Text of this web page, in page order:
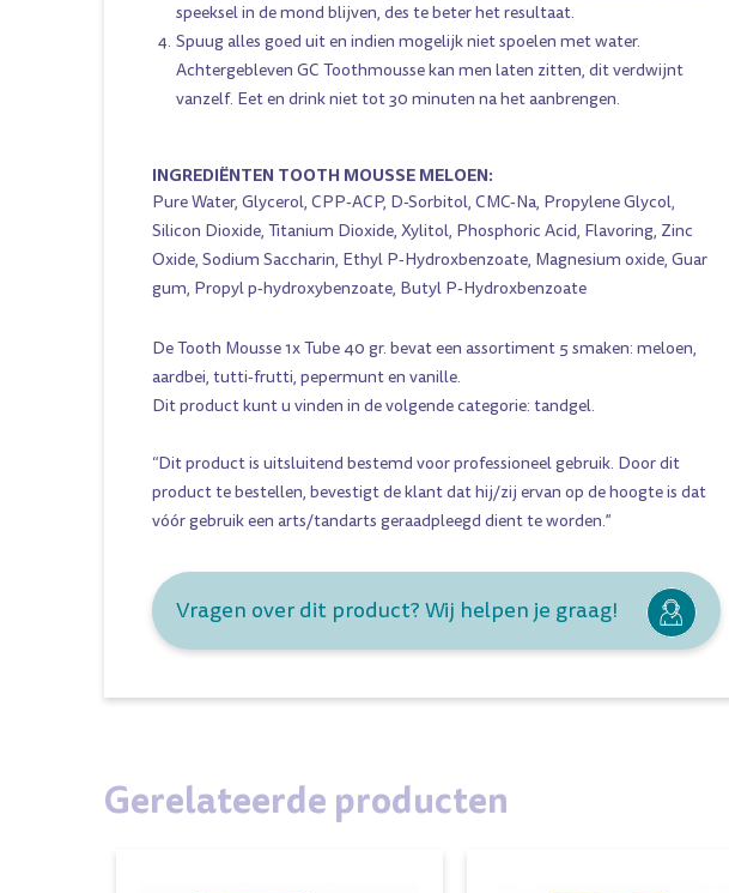
speeksel in de mond blijven, des te beter het resultaat.
Spuug alles goed uit en indien mogelijk niet spoelen met water.
Achtergebleven GC Toothmousse kan men laten zitten, dit verdwijnt
vanzelf. Eet en drink niet tot 30 minuten na het aanbrengen.
INGREDIËNTEN TOOTH MOUSSE MELOEN:
Pure Water, Glycerol, CPP-ACP, D-Sorbitol, CMC-Na, Propylene Glycol,
Silicon Dioxide, Titanium Dioxide, Xylitol, Phosphoric Acid, Flavoring, Zinc
Oxide, Sodium Saccharin, Ethyl P-Hydroxbenzoate, Magnesium oxide, Guar
gum, Propyl p-hydroxybenzoate, Butyl P-Hydroxbenzoate
De Tooth Mousse 1x Tube 40 gr. bevat een assortiment 5 smaken: meloen,
aardbei, tutti-frutti, pepermunten vanille.
Dit product kunt u vinden in de volgende categorie: tandgel.
“Dit product is uitsluitend bestemd voor professioneel gebruik. Door dit
product te bestellen, bevestigt de klant dat hij/zij ervan op de hoogte is dat
vóór gebruik een arts/tandarts geraadpleegd dient te worden.”
Vragen over dit product? Wij helpen je graag!
Gerelateerde producten